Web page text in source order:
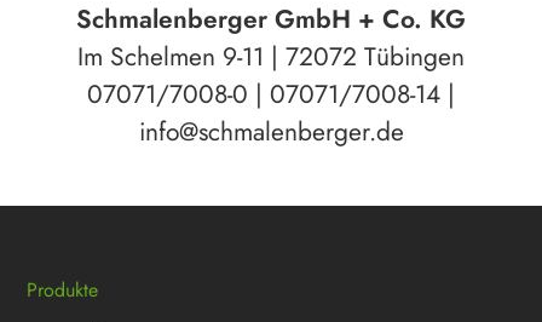
Schmalenberger GmbH + Co. KG
Im Schelmen 9-11 | 72072 Tübingen
07071/7008-0 | 07071/7008-14 |
info@schmalenberger.de
Produkte